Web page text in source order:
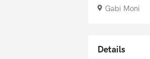
Gabi Moni
Details